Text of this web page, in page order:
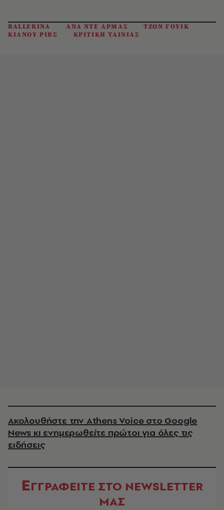
BALLERINA ΑΝΑ ΝΤΕ ΑΡΜΑΣ
ΤΖΟΝ ΓΟΥΙΚ
ΚΙΑΝΟΥ ΡΙΒΣ
ΚΡΙΤΙΚΗ ΤΑΙΝΙΑΣ
Ακολουθήστε την Athens Voice στο Google
News κι ενημερωθείτε πρώτοι για όλες τις
ειδήσεις
ΕΓΓΡΑΦΕΙΤΕ ΣΤΟ NEWSLETTER
ΜΑΣ